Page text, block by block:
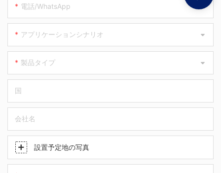
電話/WhatsApp
アプリケーションシナリオ
製品タイプ
国
会社名
設置予定地の写真